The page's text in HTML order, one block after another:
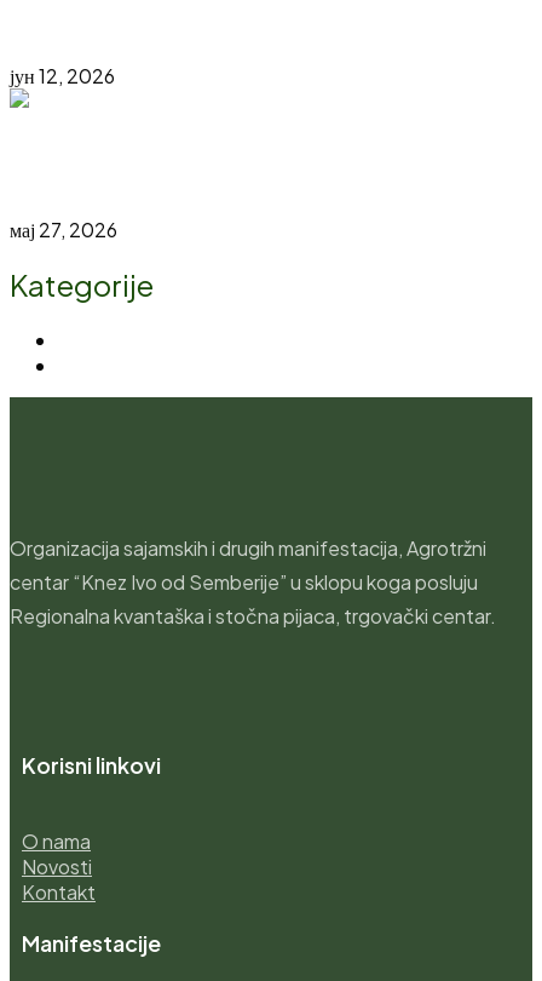
јун 12, 2026
мај 27, 2026
Kategorije
Organizacija sajamskih i drugih manifestacija, Agrotržni
centar “Knez Ivo od Semberije” u sklopu koga posluju
Regionalna kvantaška i stočna pijaca, trgovački centar.
Korisni linkovi
O nama
Novosti
Kontakt
Manifestacije